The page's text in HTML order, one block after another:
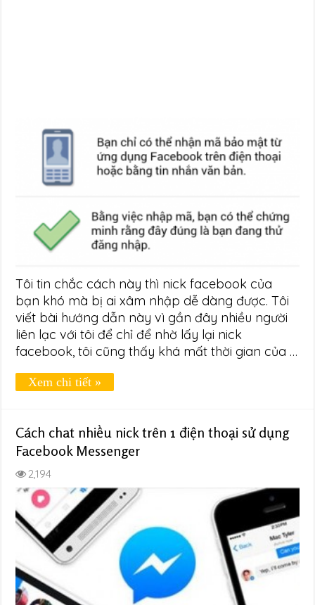
Tôi tin chắc cách này thì nick facebook của
bạn khó mà bị ai xâm nhập dễ dàng được. Tôi
viết bài hướng dẫn này vì gần đây nhiều người
liên lạc với tôi để chỉ để nhờ lấy lại nick
facebook, tôi cũng thấy khá mất thời gian của …
Xem chi tiết »
Cách chat nhiều nick trên 1 điện thoại sử dụng
Facebook Messenger
2,194